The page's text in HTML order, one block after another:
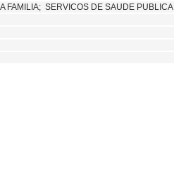
FAMILIA; SERVICOS DE SAUDE PUBLICA